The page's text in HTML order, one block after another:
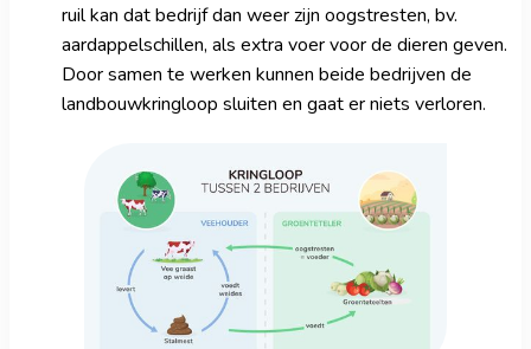
ruil kan dat bedrijf dan weer zijn oogstresten, bv.
aardappelschillen, als extra voer voor de dieren geven.
Door samen te werken kunnen beide bedrijven de
landbouwkringloop sluiten en gaat er niets verloren.